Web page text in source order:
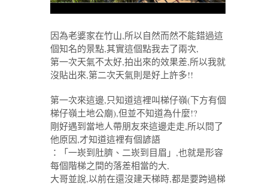
因為老婆家在竹山,所以自然而然不能錯過這
個知名的景點,其實這個點我去了兩次,
第一次天氣不太好,拍出來的效果差,所以我就
沒貼出來,第二次天氣則是好上許多!!
第一次來這邊,只知道這裡叫梯仔嶺(下方有個
梯仔嶺土地公廟),但並不知道為什麼!?
剛好遇到當地人帶朋友來這邊走走,所以問了
他原因,才知道這裡有個諺語
：「一崁到肚臍、二崁到目眉」,也就是形容
每個階梯之間的落差相當的大,
大哥並說,以前在還沒建天梯時,都是要跨過梯